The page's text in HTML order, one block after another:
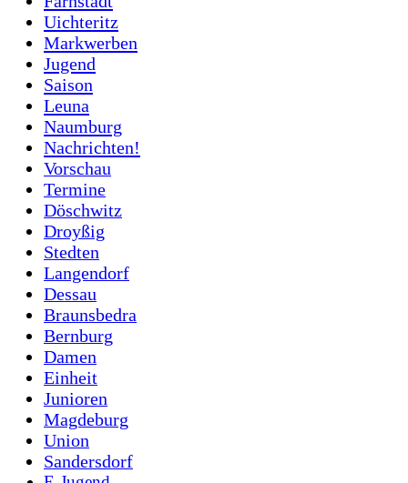
Uichteritz
Markwerben
Jugend
Saison
Leuna
Naumburg
Nachrichten!
Vorschau
Termine
Döschwitz
Droyßig
Stedten
Langendorf
Dessau
Braunsbedra
Bernburg
Damen
Einheit
Junioren
Magdeburg
Union
Sandersdorf